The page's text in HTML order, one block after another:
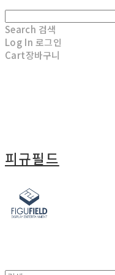
Search 검색
Log In 로그인
Cart장바구니
피규필드